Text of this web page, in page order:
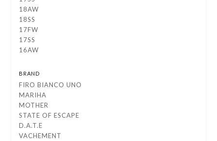
18AW
18SS
17FW
17SS
16AW
BRAND
FIRO BIANCO UNO
MARIHA
MOTHER
STATE OF ESCAPE
D.A.T.E
VACHEMENT